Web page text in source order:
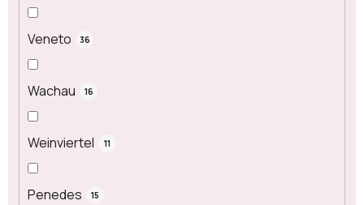
Veneto 36
Wachau 16
Weinviertel 11
Penedes 15